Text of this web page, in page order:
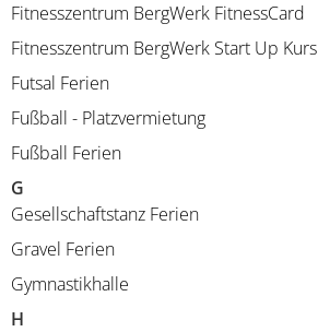
Fitnesszentrum BergWerk FitnessCard
Fitnesszentrum BergWerk Start Up Kurs
Futsal Ferien
Fußball - Platzvermietung
Fußball Ferien
G
Gesellschaftstanz Ferien
Gravel Ferien
Gymnastikhalle
H